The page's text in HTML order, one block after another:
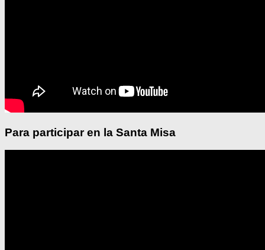
Para participar en la Santa Misa